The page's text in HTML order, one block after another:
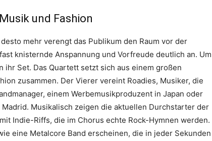
und Fashion
mehr verengt das Publikum den Raum vor der
knisternde Anspannung und Vorfreude deutlich an. Um
ihr Set. Das Quartett setzt sich aus einem großen
zusammen. Der Vierer vereint Roadies, Musiker, die
einem Werbemusikproduzent in Japan oder
Musikalisch zeigen die aktuellen Durchstarter der
Indie-Riffs, die im Chorus echte Rock-Hymnen werden.
eine Metalcore Band erscheinen, die in jeder Sekunden